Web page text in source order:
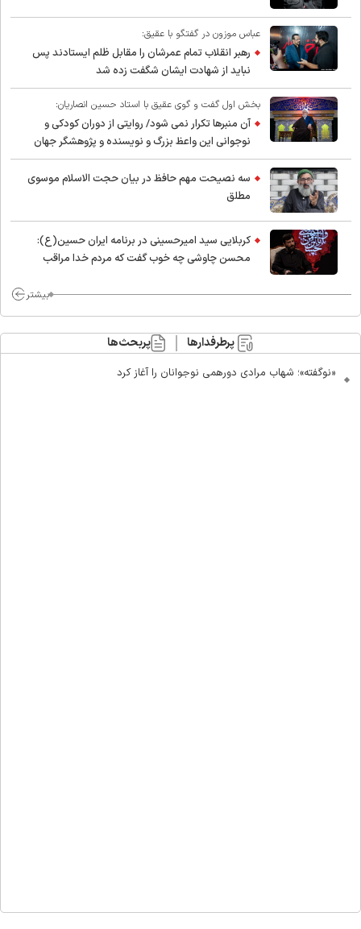
عباس موزون در گفتگو با عقیق:
رهبر انقلاب تمام عمرشان را مقابل ظلم ایستادند پس
نباید از شهادت ایشان شگفت زده شد
بخش اول گفت و گوی عقیق با استاد حسین انصاریان:
آن منبرها تکرار نمی شود/ روایتی از دوران کودکی و
نوجوانی این واعظ بزرگ و نویسنده و پژوهشگر جهان
اسلام
سه نصیحت مهم حافظ در بیان حجت الاسلام موسوی
مطلق
کربلایی سید امیر‌حسینی در برنامه ایران حسین(ع):
محسن چاوشی چه خوب گفت که مردم خدا مراقب
بیشتر
پرطرفدارها پربحث‌ها
«نوگفته»؛ شهاب مرادی دورهمی نوجوانان را آغاز کرد